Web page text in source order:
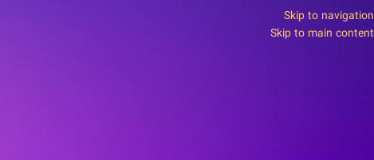
Skip to navigation
Skip to main content